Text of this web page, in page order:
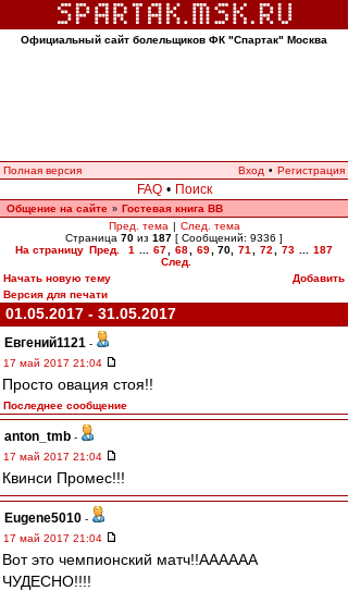
Официальный сайт болельщиков ФК "Спартак" Москва
Полная версия Вход • Регистрация
FAQ • Поиск
Общение на сайте » Гостевая книга ВВ
Пред. тема | След. тема
Страница 70 из 187 [ Сообщений: 9336 ]
На страницу Пред. 1 67 68 69 70 71 72 73
187
След.
Начать новую тему
Добавить
Версия для печати
01.05.2017 - 31.05.2017
Евгений1121 -
17 май 2017 21:04
Просто овация стоя!!
Последнее сообщение
anton_tmb -
17 май 2017 21:04
Квинси Промес!!!
Eugene5010 -
17 май 2017 21:04
Вот это чемпионский матч!!АААААА
ЧУДЕСНО!!!!